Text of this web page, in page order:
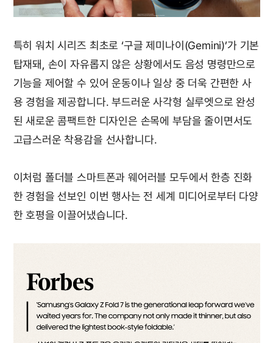
특히 워치 시리즈 최초로 ‘구글 제미나이(Gemini)’가 기본
탑재돼, 손이 자유롭지 않은 상황에서도 음성 명령만으로
기능을 제어할 수 있어 운동이나 일상 중 더욱 간편한 사
용 경험을 제공합니다. 부드러운 사각형 실루엣으로 완성
된 새로운 콤팩트한 디자인은 손목에 부담을 줄이면서도
고급스러운 착용감을 선사합니다.
이처럼 폴더블 스마트폰과 웨어러블 모두에서 한층 진화
한 경험을 선보인 이번 행사는 전 세계 미디어로부터 다양
한 호평을 이끌어냈습니다.